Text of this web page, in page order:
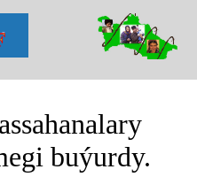
buýurdy.